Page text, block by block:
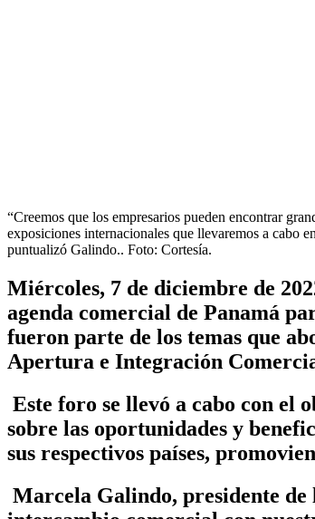
“Creemos que los empresarios pueden encontrar
exposiciones internacionales que llevaremos a cabo
puntualizó Galindo.. Foto: Cortesía.
Miércoles, 7 de diciembre de
agenda comercial de Panamá
fueron parte de los temas que
Apertura e Integración
Este foro se llevó a cabo con
sobre las oportunidades y
sus respectivos países,
Marcela Galindo, presidente de